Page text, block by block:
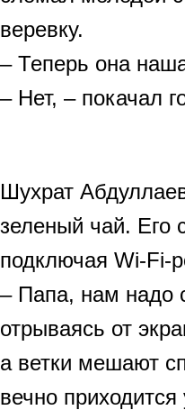
веревку.
– Теперь она
– Нет, – покачал
Шухрат
зеленый чай. Его
подключая Wi-Fi-
– Папа, нам надо
отрываясь от
а ветки мешают
вечно приходится